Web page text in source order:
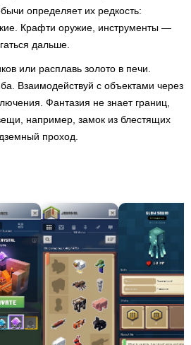
определяет их редкость:
Крафти оружие, инструменты —
дальше.
или расплавь золото в печи.
Взаимодействуй с объектами через
Фантазия не знает границ,
например, замок из блестящих
проход.